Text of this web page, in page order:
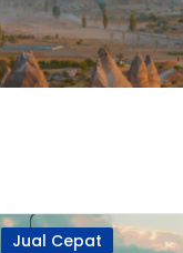
Jual Cepat